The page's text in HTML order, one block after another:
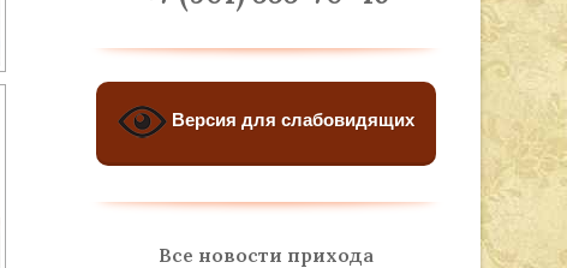
Версия для слабовидящих
Все новости прихода